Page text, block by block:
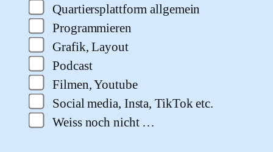
Quartiersplattform allgemein
Programmieren
Grafik, Layout
Podcast
Filmen, Youtube
Social media, Insta, TikTok etc.
Weiss noch nicht …